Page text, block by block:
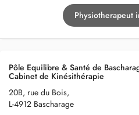
Physiotherapeut
Pôle Equilibre & Santé de
Cabinet de Kinésithérapie
20B, rue du Bois,
L-4912 Bascharage